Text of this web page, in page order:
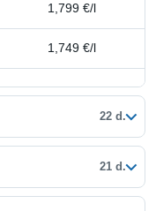
1,799 €/l
1,749 €/l
22 d.
21 d.